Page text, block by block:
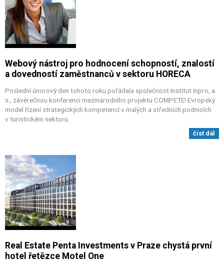
Webový nástroj pro hodnocení schopností, znalostí
a dovedností zaměstnanců v sektoru HORECA
Poslední únorový den tohoto roku pořádala společnost Institut Inpro, a.
s., závěrečnou konferenci mezinárodního projektu COMPETE! Evropský
model řízení strategických kompetencí v malých a středních podnicích
v turistickém sektoru.
číst dál
Real Estate Penta Investments v Praze chystá první
hotel řetězce Motel One